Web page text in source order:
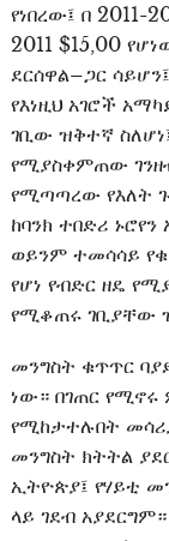
የነበረው፤ በ 2011-
2011 $15,00
ደርሰዋል–ጋር
የእነዚህ አገሮች
ገቢው ዝቅተኛ
የሚያስቀምጠው
የሚጣጣረው የእለት
ከባንክ ተበድሪ
ወይንም ተመሳሳይ
የሆነ የብድር ዘዴ
የሚቆጠሩ ገቢያቸው
መንግስት ቁጥጥር
ነው። በገጠር የሚኖሩ
የሚከታተሉበት
መንግስት ክትትል
ኢትዮጵያ፤ የሃይቲ
ላይ ገደብ